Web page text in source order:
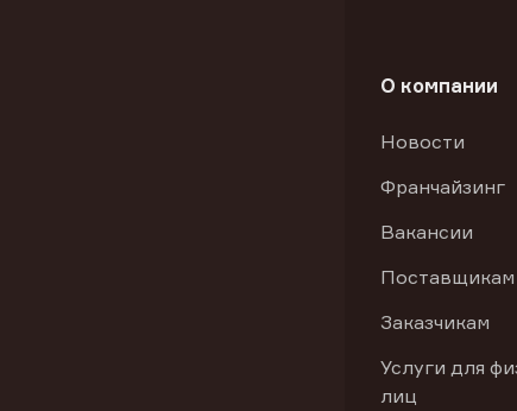
О компании
Новости
Франчайзинг
Вакансии
Поставщикам
Заказчикам
Услуги для
лиц